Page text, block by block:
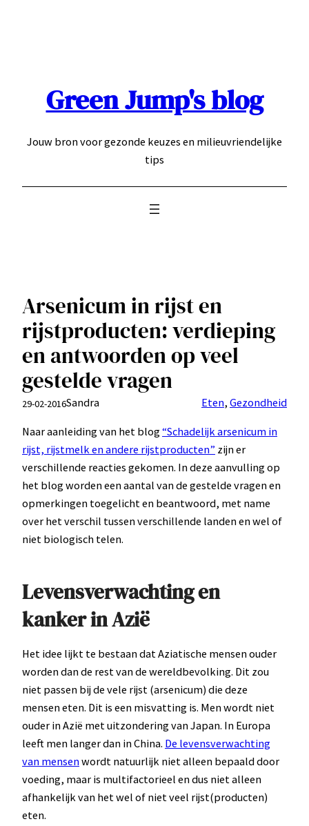
Green Jump's blog
Jouw bron voor gezonde keuzes en milieuvriendelijke
tips
Arsenicum in rijst en
rijstproducten: verdieping
en antwoorden op veel
gestelde vragen
29-02-2016Sandra Eten, Gezondheid
Naar aanleiding van het blog“Schadelijk arsenicum in
rijst, rijstmelk en andere rijstproducten” zijn er
verschillende reacties gekomen. In deze aanvulling op
het blog worden een aantal van de gestelde vragen en
opmerkingen toegelicht en beantwoord, met name
over het verschil tussen verschillende landen en wel of
niet biologisch telen.
Levensverwachting en
kanker in Azië
Het idee lijkt te bestaan dat Aziatische mensen ouder
worden dan de rest van de wereldbevolking. Dit zou
niet passen bij de vele rijst (arsenicum) die deze
mensen eten. Dit is een misvatting is. Men wordt niet
ouder in Azië met uitzondering van Japan. In Europa
leeft men langer dan in China. De levensverwachting
van mensenwordt natuurlijk niet alleen bepaald door
voeding, maar is multifactorieel en dus niet alleen
afhankelijk van het wel of niet veel rijst(producten)
eten.